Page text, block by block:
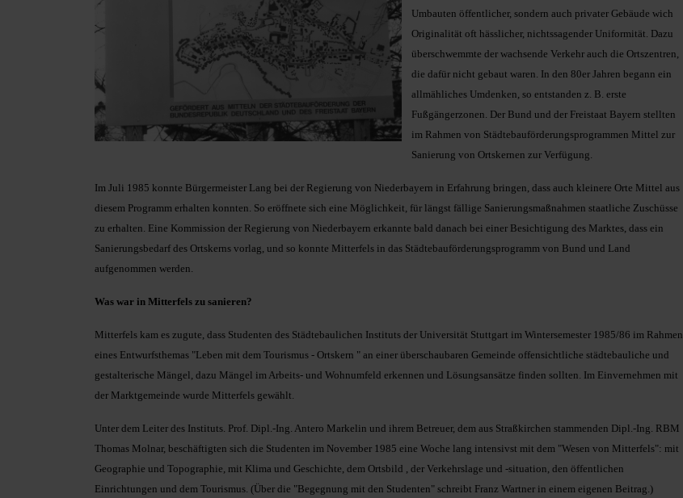
Umbauten öffentlicher, sondern auch privater Gebäude wich
Originalität oft hässlicher, nichtssagender Uniformität. Dazu
überschwemmte der wachsende Verkehr auch die Ortszentren,
die dafür nicht gebaut waren. In den 80er Jahren begann ein
allmähliches Umdenken, so entstanden z. B. erste
Fußgängerzonen. Der Bund und der Freistaat Bayern stellten
im Rahmen von Städtebauförderungsprogrammen Mittel zur
Sanierung von Ortskernen zur Verfügung.
Im Juli 1985 konnte Bürgermeister Lang bei der Regierung von Niederbayern in Erfahrung bringen, dass auch kleinere Orte Mittel aus
diesem Programm erhalten konnten. So eröffnete sich eine Möglichkeit, für längst fällige Sanierungsmaßnahmen staatliche Zuschüsse
zu erhalten. Eine Kommission der Regierung von Niederbayern erkannte bald danach bei einer Besichtigung des Marktes, dass ein
Sanierungsbedarf des Ortskerns vorlag, und so konnte Mitterfels in das Städtebauförderungsprogramm von Bund und Land
aufgenommen werden.
Was war in Mitterfels zu sanieren?
Mitterfels kam es zugute, dass Studenten des Städtebaulichen Instituts der Universität Stuttgart im Wintersemester 1985/86 im Rahmen
eines Entwurfsthemas "Leben mit dem Tourismus - Ortskern " an einer überschaubaren Gemeinde offensichtliche städtebauliche und
gestalterische Mängel, dazu Mängel im Arbeits- und Wohnumfeld erkennen und Lösungsansätze finden sollten. Im Einvernehmen mit
der Marktgemeinde wurde Mitterfels gewählt.
Unter dem Leiter des Instituts. Prof. Dipl.-Ing. Antero Markelin und ihrem Betreuer, dem aus Straßkirchen stammenden Dipl.-Ing. RBM
Thomas Molnar, beschäftigten sich die Studenten im November 1985 eine Woche lang intensivst mit dem "Wesen von Mitterfels": mit
Geographie und Topographie, mit Klima und Geschichte, dem Ortsbild , der Verkehrslage und -situation, den öffentlichen
Einrichtungen und dem Tourismus. (Über die "Begegnung mit den Studenten" schreibt Franz Wartner in einem eigenen Beitrag.)